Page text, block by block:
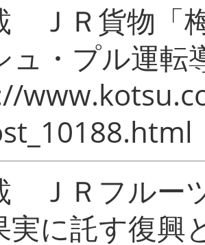
ＪＲ貨物「
ュ・プル運転
ＪＲフルー
に託す復興